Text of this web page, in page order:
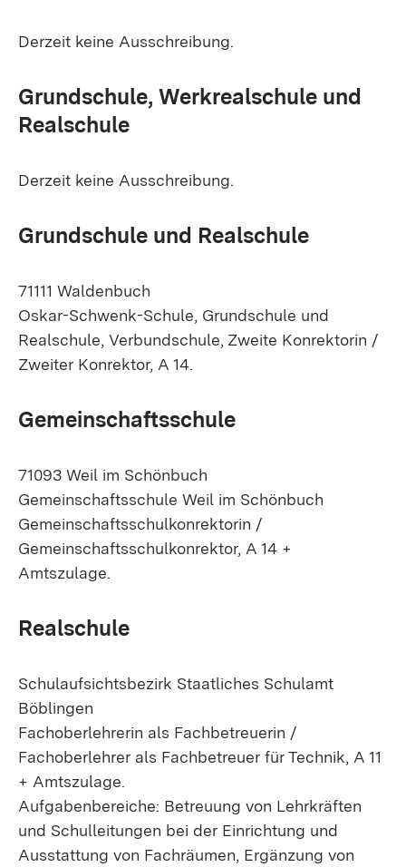
Derzeit keine Ausschreibung.
Grundschule, Werkrealschule und
Realschule
Derzeit keine Ausschreibung.
Grundschule und Realschule
71111 Waldenbuch
Oskar-Schwenk-Schule, Grundschule und
Realschule, Verbundschule, Zweite Konrektorin /
Zweiter Konrektor, A 14.
Gemeinschaftsschule
71093 Weil im Schönbuch
Gemeinschaftsschule Weil im Schönbuch
Gemeinschaftsschulkonrektorin /
Gemeinschaftsschulkonrektor, A 14 +
Amtszulage.
Realschule
Schulaufsichtsbezirk Staatliches Schulamt
Böblingen
Fachoberlehrerin als Fachbetreuerin /
Fachoberlehrer als Fachbetreuer für Technik, A 11
+ Amtszulage.
Aufgabenbereiche: Betreuung von Lehrkräften
und Schulleitungen bei der Einrichtung und
Ausstattung von Fachräumen, Ergänzung von